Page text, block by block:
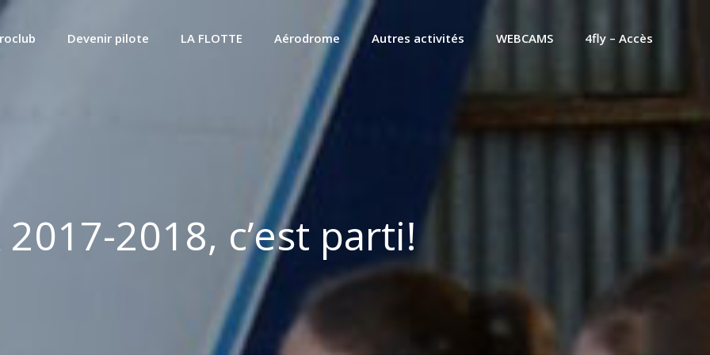
Devenir pilote LA FLOTTE Aérodrome Autres activités WEBCAMS 4fly – Accès
2017-2018, c’est parti!